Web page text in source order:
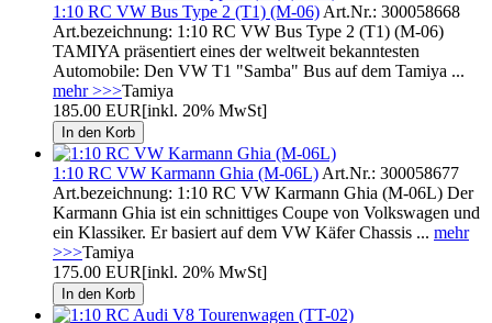
1:10 RC VW Bus Type 2 (T1) (M-06) Art.Nr.: 300058668
Art.bezeichnung: 1:10 RC VW Bus Type 2 (T1) (M-06)
TAMIYA präsentiert eines der weltweit bekanntesten
Automobile: Den VW T1 "Samba" Bus auf dem Tamiya ...
mehr >>>Tamiya
185.00 EUR[inkl. 20% MwSt]
1:10 RC VW Karmann Ghia (M-06L) Art.Nr.: 300058677
Art.bezeichnung: 1:10 RC VW Karmann Ghia (M-06L) Der
Karmann Ghia ist ein schnittiges Coupe von Volkswagen und
ein Klassiker. Er basiert auf dem VW Käfer Chassis ... mehr
>>>Tamiya
175.00 EUR[inkl. 20% MwSt]